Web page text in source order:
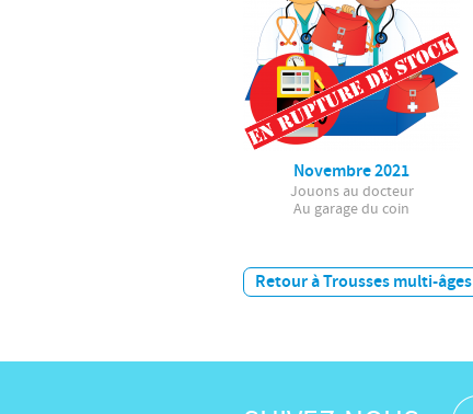
Novembre 2021
Jouons au docteur
Au garage du coin
Retour à Trousses multi-âges